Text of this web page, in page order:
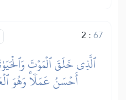
2 :67
ٱلَّذِي خَلَقَ ٱلۡمَوۡتَ
أَحۡسَنُ عَمَلٗاۚ وَهُوَ